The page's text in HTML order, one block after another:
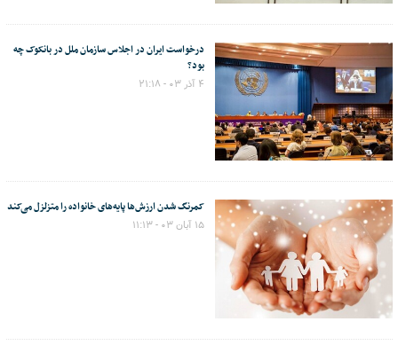
درخواست ایران در اجلاس سازمان ملل در بانکوک چه
بود؟
۴ آذر ۰۳ - ۲۱:۱۸
کمرنگ شدن ارزش‌ها پایه‌های خانواده را متزلزل می‌کند
۱۵ آبان ۰۳ - ۱۱:۱۳